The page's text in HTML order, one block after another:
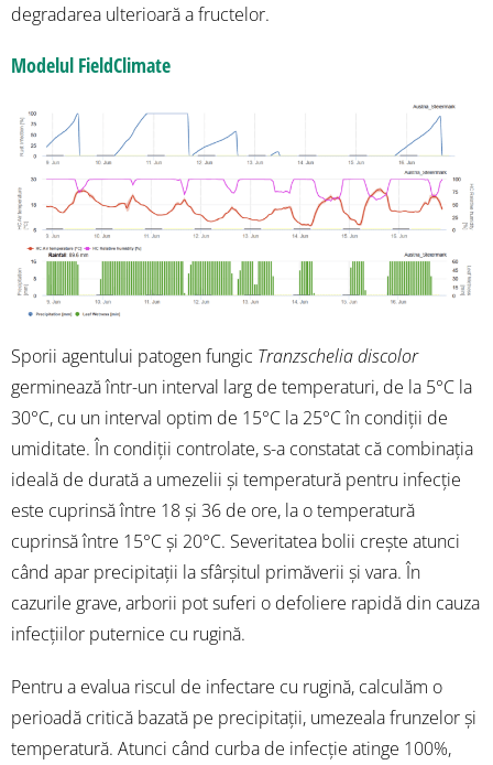
degradarea ulterioară a fructelor.
Modelul FieldClimate
Sporii agentului patogen fungic Tranzschelia discolor
germinează într-un interval larg de temperaturi, de la 5°C la
30°C, cu un interval optim de 15°C la 25°C în condiții de
umiditate. În condiții controlate, s-a constatat că combinația
ideală de durată a umezelii și temperatură pentru infecție
este cuprinsă între 18 și 36 de ore, la o temperatură
cuprinsă între 15°C și 20°C. Severitatea bolii crește atunci
când apar precipitații la sfârșitul primăverii și vara. În
cazurile grave, arborii pot suferi o defoliere rapidă din cauza
infecțiilor puternice cu rugină.
Pentru a evalua riscul de infectare cu rugină, calculăm o
perioadă critică bazată pe precipitații, umezeala frunzelor și
temperatură. Atunci când curba de infecție atinge 100%,